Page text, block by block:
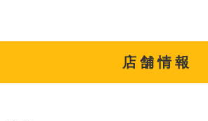
店舗情報